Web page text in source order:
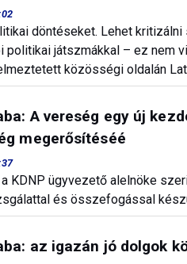
döntéseket. Lehet
politikai játszmákkal – ez nem
közösségi oldalán
A vereség egy új
megerősítéséé
a KDNP ügyvezető alelnöke
és összefogással
az igazán jó dolgok